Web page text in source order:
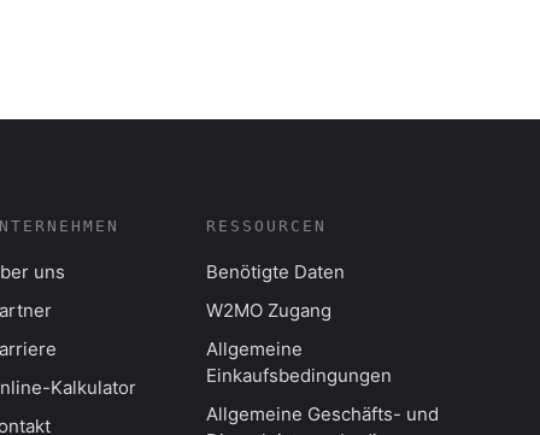
uns
Kalkulator
RESSOURCEN
Benötigte Daten
W2MO Zugang
Allgemeine
Einkaufsbedingungen
Allgemeine Geschäfts- und